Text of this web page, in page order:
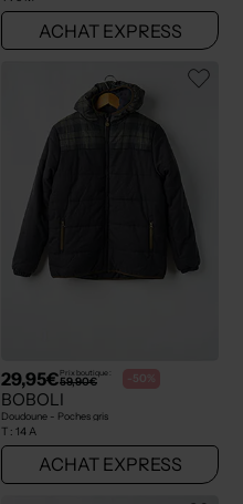
ACHAT EXPRESS
29,95€Prix boutique :
59,90€ -50%
BOBOLI
Doudoune - Poches gris
T : 14 A
ACHAT EXPRESS